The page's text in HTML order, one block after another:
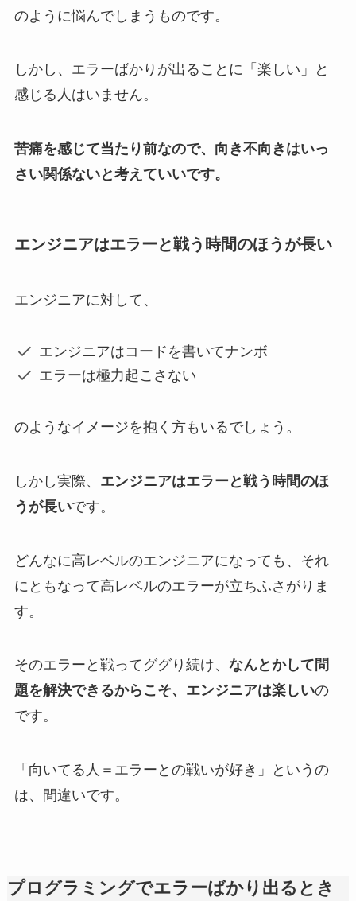
のように悩んでしまうものです。
しかし、エラーばかりが出ることに「楽しい」と
感じる人はいません。
苦痛を感じて当たり前なので、向き不向きはいっ
さい関係ないと考えていいです。
エンジニアはエラーと戦う時間のほうが長い
エンジニアに対して、
エンジニアはコードを書いてナンボ
エラーは極力起こさない
のようなイメージを抱く方もいるでしょう。
しかし実際、 エンジニアはエラーと戦う時間のほ
うが長いです。
どんなに高レベルのエンジニアになっても、それ
にともなって高レベルのエラーが立ちふさがりま
す。
そのエラーと戦ってググり続け、 なんとかして問
題を解決できるからこそ、エンジニアは楽しいの
です。
「向いてる人＝エラーとの戦いが好き」というの
は、間違いです。
プログラミングでエラーばかり出るとき